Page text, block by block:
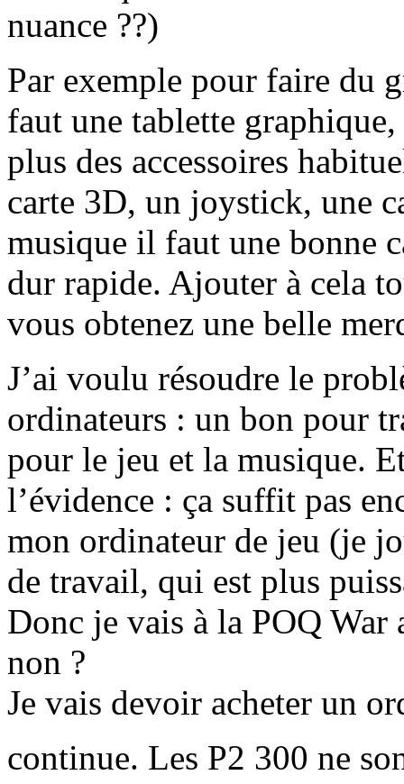
nuance ??)
Par exemple pour faire du
faut une tablette
plus des accessoires
carte 3D, un joystick, une
musique il faut une bonne
dur rapide. Ajouter à cela
vous obtenez une belle
J’ai voulu résoudre le
ordinateurs : un bon pour
pour le jeu et la musique.
l’évidence : ça suffit pas
mon ordinateur de jeu (je
de travail, qui est plus
Donc je vais à la POQ
non ?
Je vais devoir acheter un
continue. Les P2 300 ne